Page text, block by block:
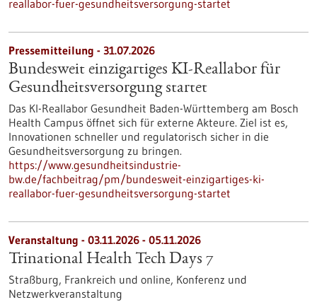
reallabor-fuer-gesundheitsversorgung-startet
Pressemitteilung - 31.07.2026
Bundesweit einzigartiges KI-Reallabor für
Gesundheits­versorgung startet
Das KI-Reallabor Gesundheit Baden-Württemberg am Bosch
Health Campus öffnet sich für externe Akteure. Ziel ist es,
Innovationen schneller und regulatorisch sicher in die
Gesundheitsversorgung zu bringen.
https://www.gesundheitsindustrie-
bw.de/fachbeitrag/pm/bundesweit-einzigartiges-ki-
reallabor-fuer-gesundheitsversorgung-startet
Veranstaltung - 03.11.2026 - 05.11.2026
Trinational Health Tech Days 7
Straßburg, Frankreich und online, Konferenz und
Netzwerkveranstaltung